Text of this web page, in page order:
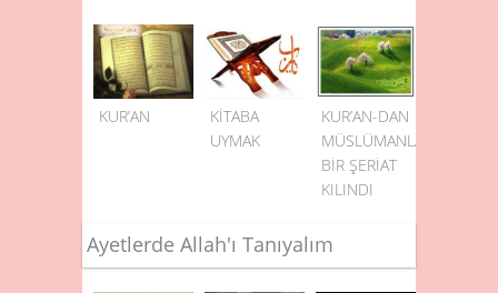
KUR’AN
KİTABA
UYMAK
KUR’AN-DAN
MÜSLÜMANLARA
BİR ŞERİAT
KILINDI
Ayetlerde Allah'ı Tanıyalım